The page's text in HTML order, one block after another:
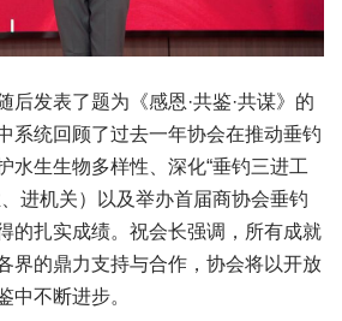
后发表了题为《感恩·共鉴·共谋》的
系统回顾了过去一年协会在推动垂钓
水生生物多样性、深化“垂钓三进工
进机关）以及举办首届商协会垂钓
的扎实成绩。祝会长强调，所有成就
界的鼎力支持与合作，协会将以开放
中不断进步。